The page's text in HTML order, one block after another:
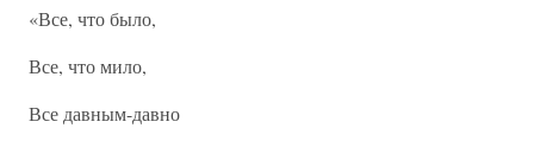
«Все, что было,
Все, что мило,
Все давным-давно